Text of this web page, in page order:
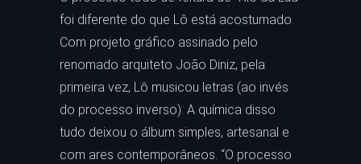
foi diferente do que Lô está acostumado.
Com projeto gráfico assinado pelo
renomado arquiteto João Diniz, pela
primeira vez, Lô musicou letras (ao invés
do processo inverso). A química disso
tudo deixou o álbum simples, artesanal e
com ares contemporâneos. “O processo